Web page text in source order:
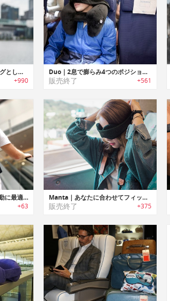
Go Sling Pro｜カメラバッグとしても使える盗難防止機能に優れたトラベルスリングバッグ「ゴースリングプロ」
+990
Duo｜2息で膨らみ4つのポジションを提供するトラベルピロー「デュオ」
販売終了 +561
Code10 COMMUTER｜通勤に最適な防水/盗難防止機能搭載バックパック「Code10 コミューター」
+63
Manta｜あなたに合わせてフィットし光を完全に遮断する睡眠マスク「マンタ」
販売終了 +375